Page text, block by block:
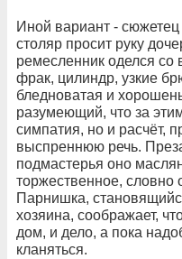
Иной вариант -
столяр просит руку
ремесленник оделся со
фрак, цилиндр, узкие
бледноватая и
разумеющий, что за
симпатия, но и расчёт,
выспреннюю речь.
подмастерья оно
торжественное, словно
Парнишка,
хозяина, соображает,
дом, и дело, а пока
кланяться.